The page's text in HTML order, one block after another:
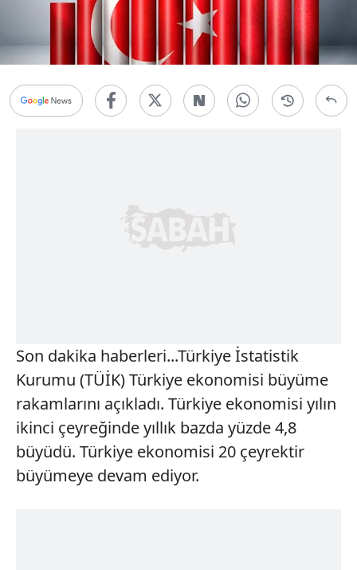
Son dakika haberleri...Türkiye İstatistik
Kurumu (TÜİK) Türkiye ekonomisi büyüme
rakamlarını açıkladı. Türkiye ekonomisi yılın
ikinci çeyreğinde yıllık bazda yüzde 4,8
büyüdü. Türkiye ekonomisi 20 çeyrektir
büyümeye devam ediyor.